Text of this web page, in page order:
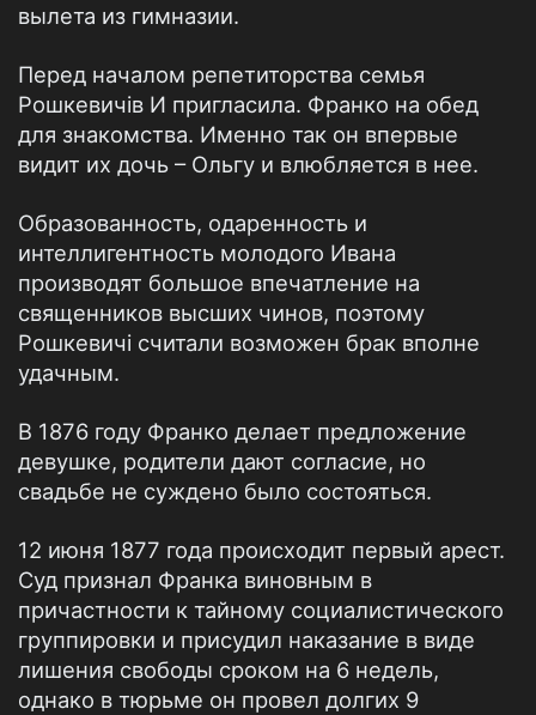
вылета из гимназии.
Перед началом репетиторства семья
Рошкевичів И пригласила. Франко на обед
для знакомства. Именно так он впервые
видит их дочь – Ольгу и влюбляется в нее.
Образованность, одаренность и
интеллигентность молодого Ивана
производят большое впечатление на
священников высших чинов, поэтому
Рошкевичі считали возможен брак вполне
удачным.
В 1876 году Франко делает предложение
девушке, родители дают согласие, но
свадьбе не суждено было состояться.
12 июня 1877 года происходит первый арест.
Суд признал Франка виновным в
причастности к тайному социалистического
группировки и присудил наказание в виде
лишения свободы сроком на 6 недель,
однако в тюрьме он провел долгих 9